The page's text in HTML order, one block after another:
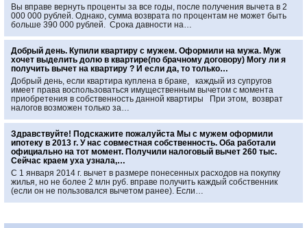
Вы вправе вернуть проценты за все годы, после получения вычета в 2
000 000 рублей. Однако, сумма возврата по процентам не может быть
больше 390 000 рублей. Срока давности на…
Добрый день. Купили квартиру с мужем. Оформили на мужа. Муж
хочет выделить долю в квартире(по брачному договору) Могу ли я
получить вычет на квартиру ? И если да, то только…
Добрый день, если квартира куплена в браке, каждый из супругов
имеет права воспользоваться имущественным вычетом с момента
приобретения в собственность данной квартиры При этом, возврат
налогов возможен только за…
Здравствуйте! Подскажите пожалуйста Мы с мужем оформили
ипотеку в 2013 г. У нас совместная собственность. Оба работали
официально на тот момент. Получили налоговый вычет 260 тыс.
Сейчас краем уха узнала,…
С 1 января 2014 г. вычет в размере понесенных расходов на покупку
жилья, но не более 2 млн руб. вправе получить каждый собственник
(если он не пользовался вычетом ранее). Если…